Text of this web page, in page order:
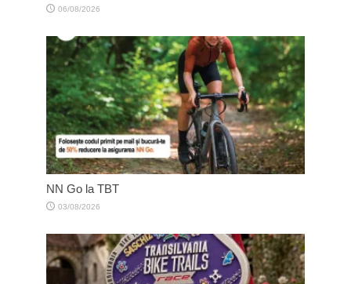
06/08/2026
NN Go la TBT
03/08/2026